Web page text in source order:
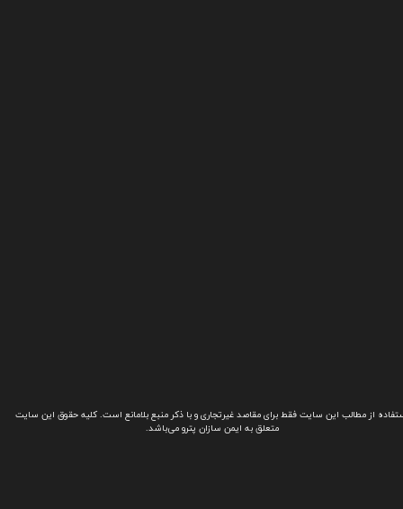
از مطالب این سایت فقط برای مقاصد غیرتجاری و با ذکر منبع بلامانع است. کلیه حقوق این سایت
متعلق به ایمن سازان پترو می‌باشد.